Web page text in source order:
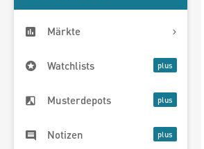
Märkte
Watchlists
Musterdepots
Notizen